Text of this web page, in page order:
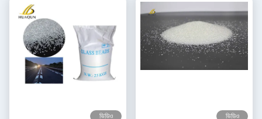
ভিডিও ভিডিও